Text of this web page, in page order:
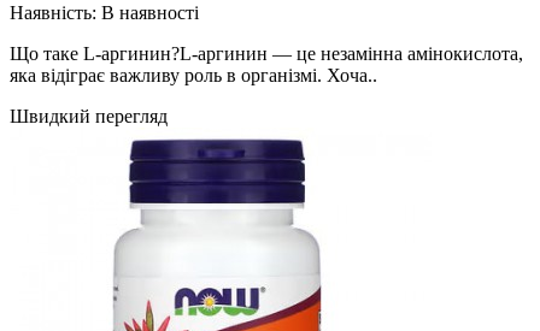
Наявність: В наявності
Що таке L-аргинин?L-аргинин — це незамінна амінокислота,
яка відіграє важливу роль в організмі. Хоча..
Швидкий перегляд